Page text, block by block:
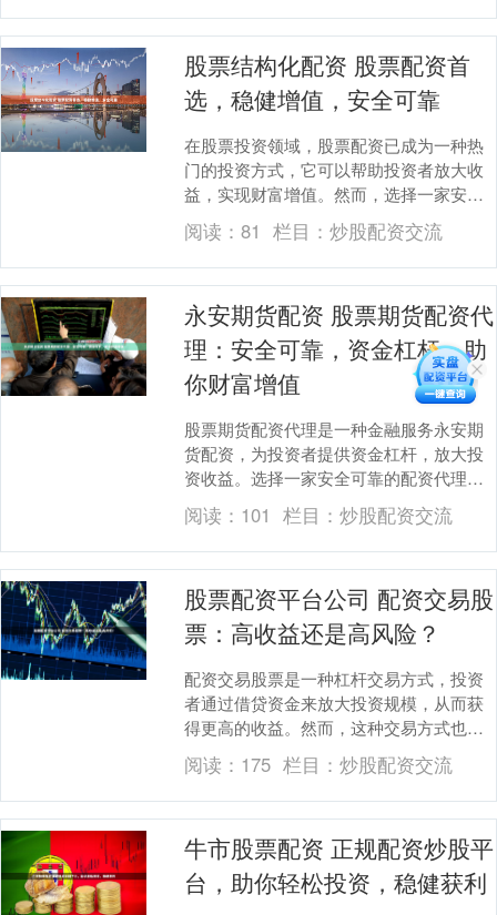
股票结构化配资 股票配资首
选，稳健增值，安全可靠
在股票投资领域，股票配资已成为一种热
门的投资方式，它可以帮助投资者放大收
益，实现财富增值。然而，选择一家安全
可靠的股票配资公司至关重要。 * **放大
收益：**....
阅读：81 栏目： 炒股配资交流
永安期货配资 股票期货配资代
理：安全可靠，资金杠杆，助
你财富增值
股票期货配资代理是一种金融服务永安期
货配资，为投资者提供资金杠杆，放大投
资收益。选择一家安全可靠的配资代理至
关重要，以确保资金安全和交易顺畅。 *
**资金成本....
阅读： 101 栏目： 炒股配资交流
股票配资平台公司 配资交易股
票：高收益还是高风险？
配资交易股票是一种杠杆交易方式，投资
者通过借贷资金来放大投资规模，从而获
得更高的收益。然而，这种交易方式也伴
随着较高的风险。 * 股票价格会随着公司
业绩和市场情....
阅读： 175 栏目： 炒股配资交流
牛市股票配资 正规配资炒股平
台，助你轻松投资，稳健获利